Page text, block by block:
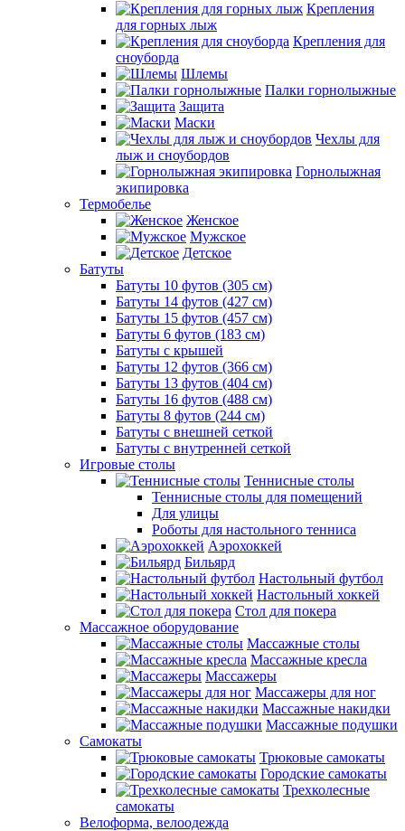
Крепления
для горных лыж
Крепления для
сноуборда
Шлемы
Палки горнолыжные
Защита
Маски
Чехлы для
лыж и сноубордов
Горнолыжная
экипировка
Термобелье
Женское
Мужское
Детское
Батуты
Батуты 10 футов (305 см)
Батуты 14 футов (427 см)
Батуты 15 футов (457 см)
Батуты 6 футов (183 см)
Батуты с крышей
Батуты 12 футов (366 см)
Батуты 13 футов (404 см)
Батуты 16 футов (488 см)
Батуты 8 футов (244 см)
Батуты с внешней сеткой
Батуты с внутренней сеткой
Игровые столы
Теннисные столы
Теннисные столы для помещений
Для улицы
Роботы для настольного тенниса
Аэрохоккей
Бильярд
Настольный футбол
Настольный хоккей
Стол для покера
Массажное оборудование
Массажные столы
Массажные кресла
Массажеры
Массажеры для ног
Массажные накидки
Массажные подушки
Самокаты
Трюковые самокаты
Городские самокаты
Трехколесные
самокаты
Велоформа, велоодежда